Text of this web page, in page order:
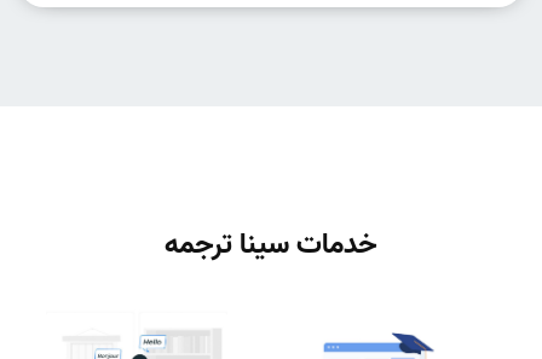
خدمات سینا ترجمه